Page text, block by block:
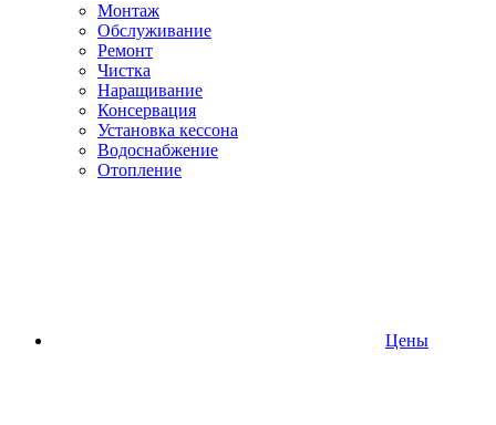
Монтаж
Обслуживание
Ремонт
Чистка
Наращивание
Консервация
Установка кессона
Водоснабжение
Отопление
Цены